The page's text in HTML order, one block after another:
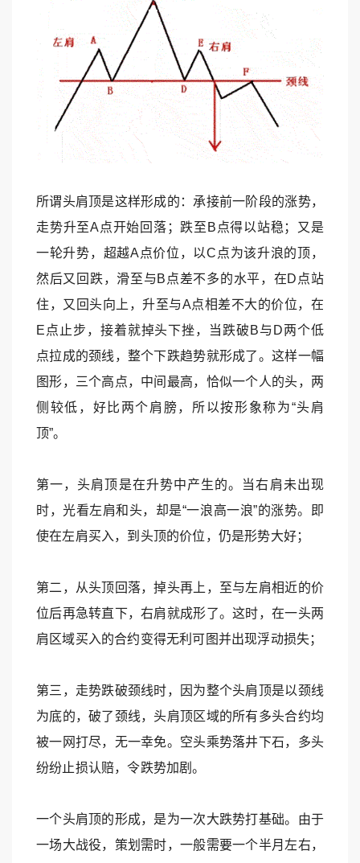
所谓头肩顶是这样形成的：承接前一阶段的涨势，
走势升至A点开始回落；跌至B点得以站稳；又是
一轮升势，超越A点价位，以C点为该升浪的顶，
然后又回跌，滑至与B点差不多的水平，在D点站
住，又回头向上，升至与A点相差不大的价位，在
E点止步，接着就掉头下挫，当跌破B与D两个低
点拉成的颈线，整个下跌趋势就形成了。这样一幅
图形，三个高点，中间最高，恰似一个人的头，两
侧较低，好比两个肩膀，所以按形象称为“头肩
顶”。
第一，头肩顶是在升势中产生的。当右肩未出现
时，光看左肩和头，却是“一浪高一浪”的涨势。即
使在左肩买入，到头顶的价位，仍是形势大好；
第二，从头顶回落，掉头再上，至与左肩相近的价
位后再急转直下，右肩就成形了。这时，在一头两
肩区域买入的合约变得无利可图并出现浮动损失；
第三，走势跌破颈线时，因为整个头肩顶是以颈线
为底的，破了颈线，头肩顶区域的所有多头合约均
被一网打尽，无一幸免。空头乘势落井下石，多头
纷纷止损认赔，令跌势加剧。
一个头肩顶的形成，是为一次大跌势打基础。由于
一场大战役，策划需时，一般需要一个半月左右，